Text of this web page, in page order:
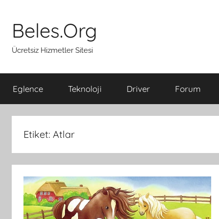
Beles.Org
Ücretsiz Hizmetler Sitesi
Eglence Teknoloji Driver Forum
Etiket: Atlar